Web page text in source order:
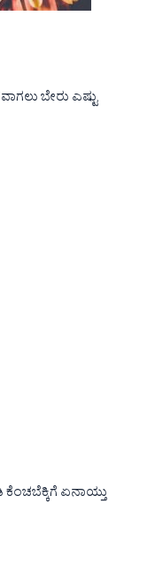
ಬೇರು ಎಷ್ಟು
ಏನಾಯ್ತು